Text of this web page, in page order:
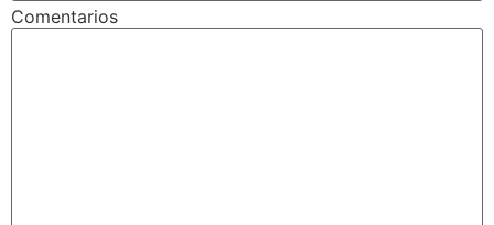
Comentarios